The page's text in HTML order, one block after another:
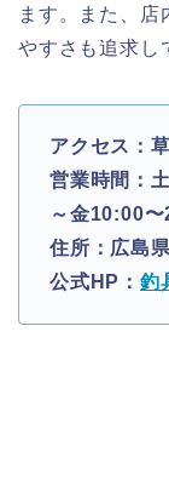
ます。また、店
やすさも追求し
アクセス：
営業時間：
～金10:00
住所：広島
公式HP： 釣